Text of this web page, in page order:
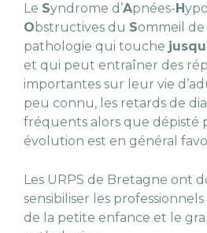
Le Syndrome d’Apnées-H
O bstructives du Sommeil
pathologie qui touche
et qui peut entraîner des
importantes sur leur vie
peu connu, les retards de
fréquents alors que dépisté
évolution est en général
Les URPS de Bretagne ont
sensibiliser les
de la petite enfance et le